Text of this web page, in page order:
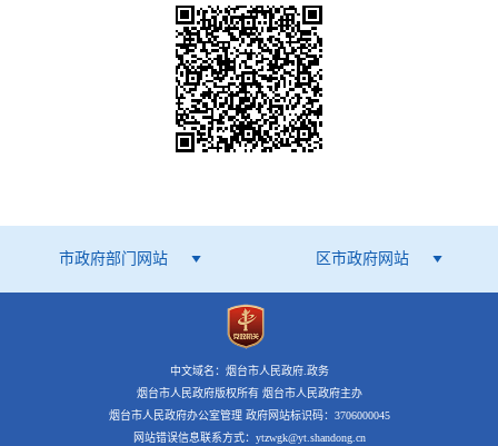
市政府部门网站 区市政府网站
中文域名：烟台市人民政府.政务
烟台市人民政府版权所有 烟台市人民政府主办
烟台市人民政府办公室管理 政府网站标识码：3706000045
网站错误信息联系方式：ytzwgk@yt.shandong.cn